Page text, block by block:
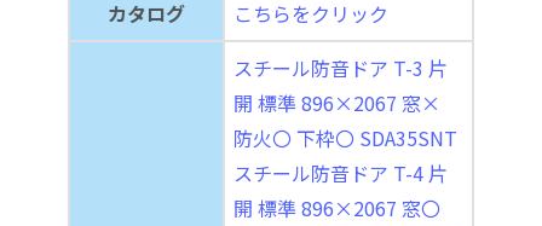
カタログ
こちらをクリック
スチール防音ドア T-3 片
開 標準 896×2067 窓×
防火〇 下枠〇 SDA35SNT
スチール防音ドア T-4 片
開 標準 896×2067 窓〇